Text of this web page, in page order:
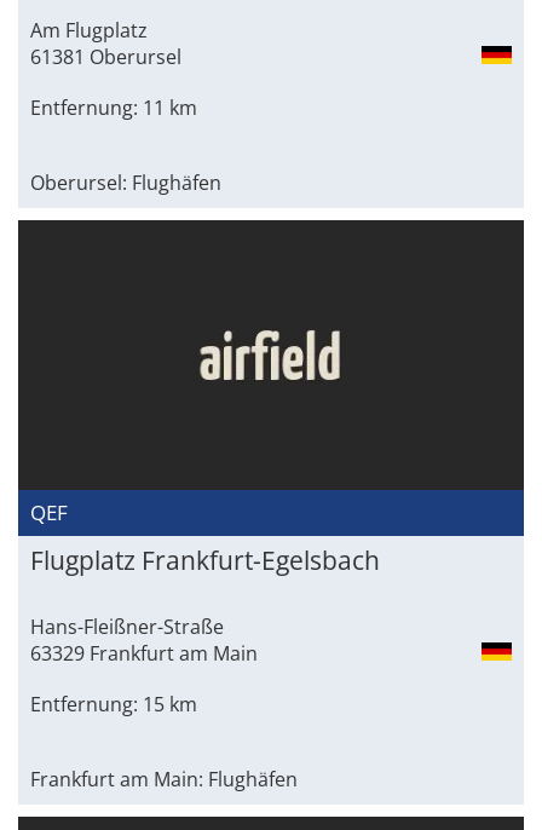
Am Flugplatz
61381 Oberursel
Entfernung: 11 km
Oberursel: Flughäfen
QEF
Flugplatz Frankfurt-Egelsbach
Hans-Fleißner-Straße
63329 Frankfurt am Main
Entfernung: 15 km
Frankfurt am Main: Flughäfen